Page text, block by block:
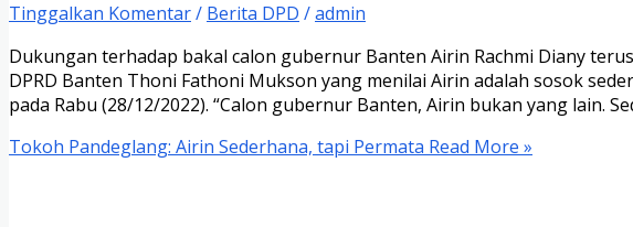
Tinggalkan Komentar/ Berita DPD /admin
Dukungan terhadap bakal calon gubernur Banten Airin Rachmi Diany
DPRD Banten Thoni Fathoni Mukson yang menilai Airin adalah sosok
pada Rabu (28/12/2022). “Calon gubernur Banten, Airin bukan yang lain.
Tokoh Pandeglang: Airin Sederhana, tapi Permata Read More »